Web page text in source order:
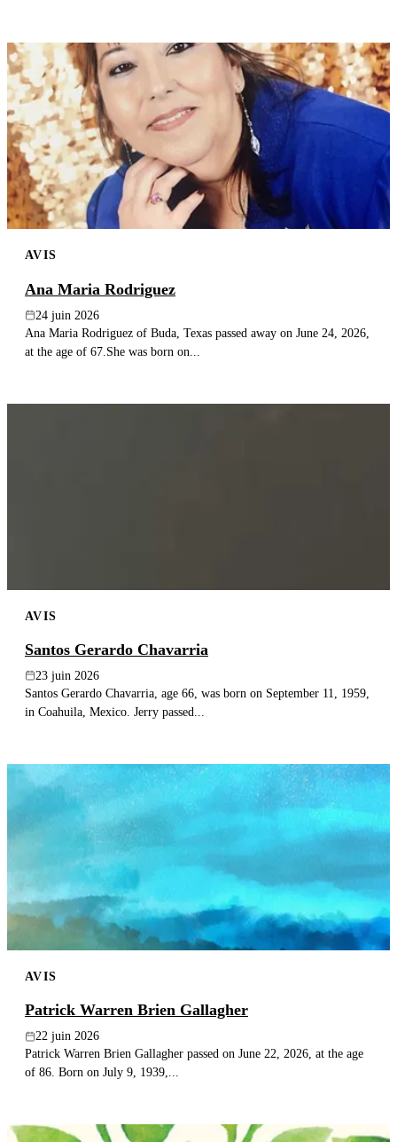
AVIS
Ana Maria Rodriguez
24 juin 2026
Ana Maria Rodriguez of Buda, Texas passed away on June 24, 2026,
at the age of 67.She was born on...
AVIS
Santos Gerardo Chavarria
23 juin 2026
Santos Gerardo Chavarria, age 66, was born on September 11, 1959,
in Coahuila, Mexico. Jerry passed...
AVIS
Patrick Warren Brien Gallagher
22 juin 2026
Patrick Warren Brien Gallagher passed on June 22, 2026, at the age
of 86. Born on July 9, 1939,...